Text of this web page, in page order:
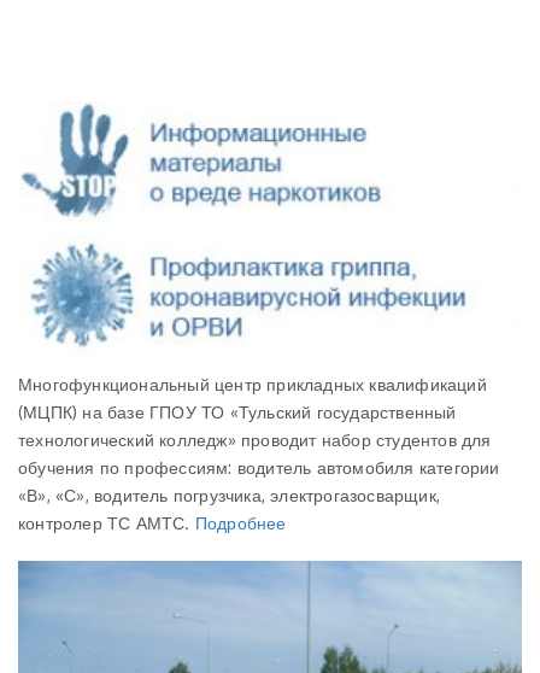
Многофункциональный центр прикладных квалификаций
(МЦПК) на базе ГПОУ ТО «Тульский государственный
технологический колледж» проводит набор студентов для
обучения по профессиям: водитель автомобиля категории
«В», «С», водитель погрузчика, электрогазосварщик,
контролер ТС АМТС. Подробнее